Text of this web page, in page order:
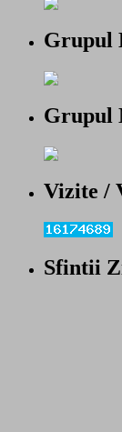
Grupul
Grupul
Vizite /
Sfintii